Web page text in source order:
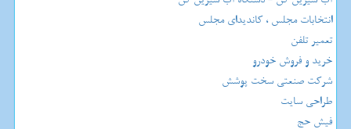
انتخابات مجلس ، کاندیدای مجلس
تعمیر تلفن
خرید و فروش خودرو
شرکت صنعتی سخت پوشش
طراحی سایت
فیش حج